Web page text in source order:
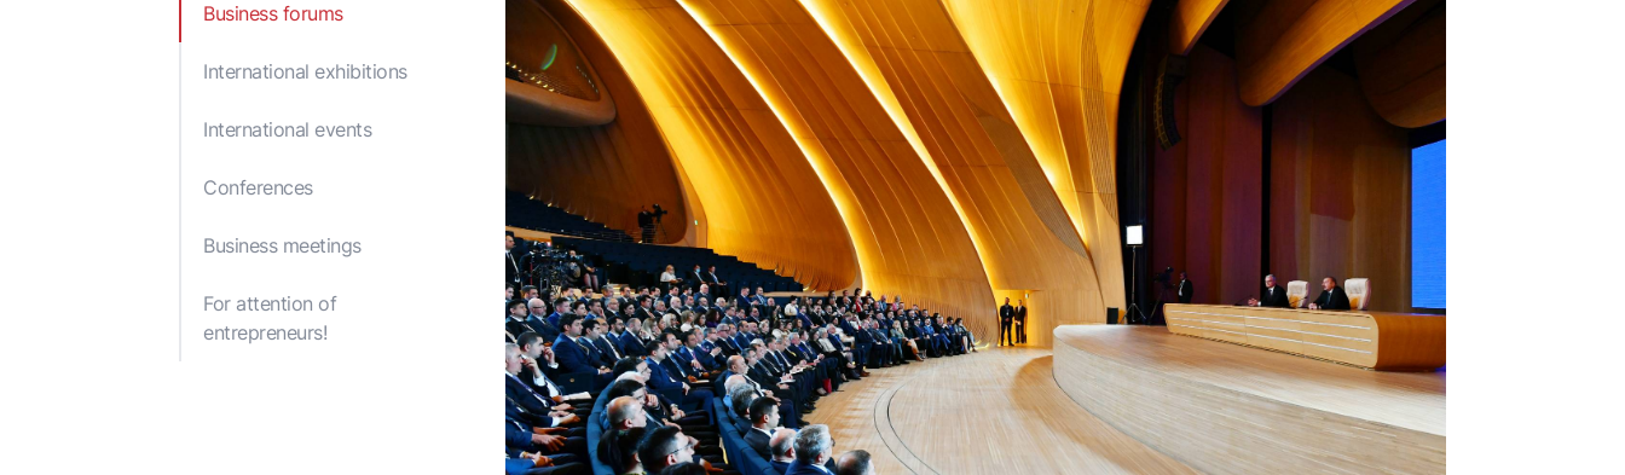
Decisions of the Cabinet of
Legal acts of the Ministry
Business forums
International exhibitions
International events
Conferences
Business meetings
For attention of
entrepreneurs!